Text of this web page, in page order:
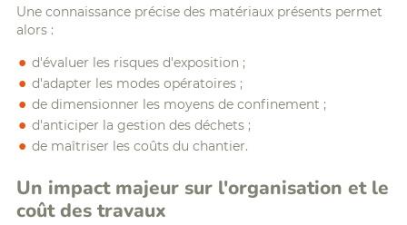
Une connaissance précise des matériaux présents permet
alors :
d'évaluer les risques d'exposition ;
d'adapter les modes opératoires ;
de dimensionner les moyens de confinement ;
d'anticiper la gestion des déchets ;
de maîtriser les coûts du chantier.
Un impact majeur sur l'organisation et le
coût des travaux